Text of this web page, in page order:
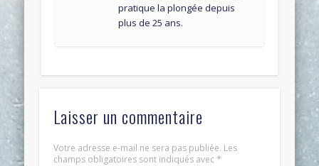
pratique la plongée depuis
plus de 25 ans.
Laisser un commentaire
Votre adresse e-mail ne sera pas publiée. Les
champs obligatoires sont indiqués avec*